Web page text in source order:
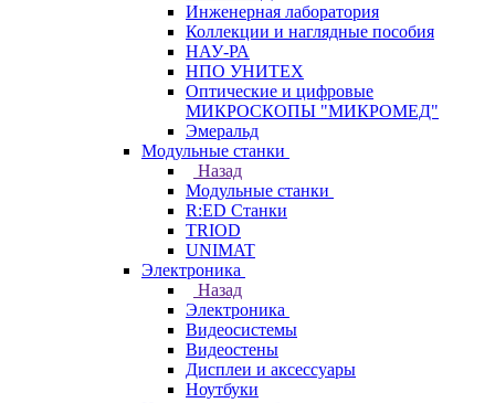
Инженерная лаборатория
Коллекции и наглядные пособия
НАУ-РА
НПО УНИТЕХ
Оптические и цифровые
МИКРОСКОПЫ "МИКРОМЕД"
Эмеральд
Модульные станки
Назад
Модульные станки
R:ED Станки
TRIOD
UNIMAT
Электроника
Назад
Электроника
Видеосистемы
Видеостены
Дисплеи и аксессуары
Ноутбуки